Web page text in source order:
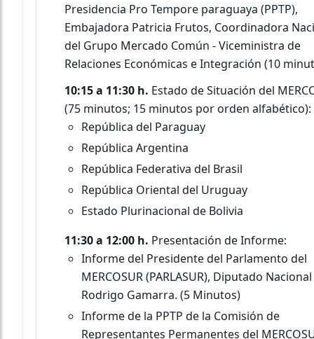
Presidencia Pro Tempore paraguaya (PPTP),
Embajadora Patricia Frutos, Coordinadora
del Grupo Mercado Común - Viceministra de
Relaciones Económicas e Integración (10
10:15 a 11:30 h. Estado de Situación del
(75 minutos; 15 minutos por orden alfabético):
República del Paraguay
República Argentina
República Federativa del Brasil
República Oriental del Uruguay
Estado Plurinacional de Bolivia
11:30 a 12:00 h. Presentación de Informe:
Informe del Presidente del Parlamento del
MERCOSUR (PARLASUR), Diputado Nacional
Rodrigo Gamarra. (5 Minutos)
Informe de la PPTP de la Comisión de
Representantes Permanentes del